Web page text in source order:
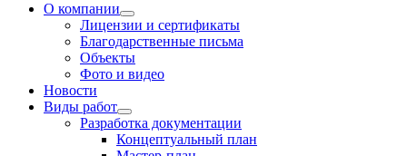
О компании
Лицензии и сертификаты
Благодарственные письма
Объекты
Фото и видео
Новости
Виды работ
Разработка документации
Концептуальный план